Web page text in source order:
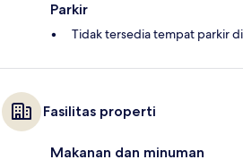
Parkir
Tidak tersedia tempat parkir
Fasilitas properti
Makanan dan minuman